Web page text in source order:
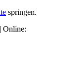
springen.
Online: